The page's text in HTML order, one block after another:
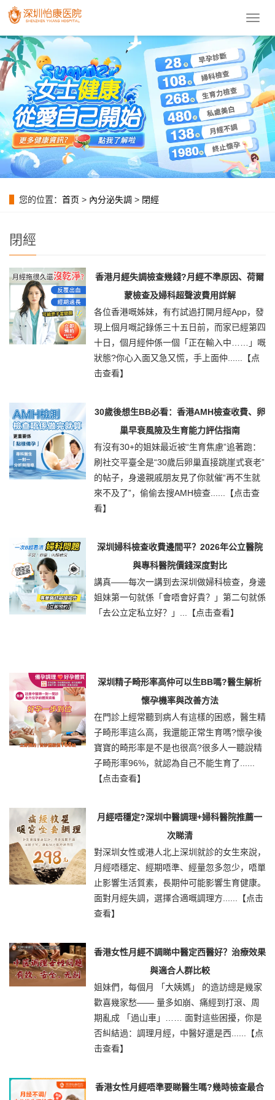
導
菜
單
您的位置： 首页 > 內分泌失調 > 閉經
閉經
香港月經失調檢查幾錢?月經不準原因、荷爾
蒙檢查及婦科超聲波費用詳解
各位香港嘅姊妹，有冇試過打開月經App，發
現上個月嘅記錄係三十五日前，而家已經第四
十日，個月經仲係一個「正在輸入中……」嘅
狀態?你心入面又急又慌，手上面仲......
【点
击查看】
30歲後想生BB必看：香港AMH檢查收費、卵
巢早衰風險及生育能力評估指南
有沒有30+的姐妹最近被“生育焦慮”追著跑：
刷社交平臺全是“30歲后卵巢直接跳崖式衰老”
的帖子，身邊親戚朋友見了你就催“再不生就
來不及了”，偷偷去搜AMH檢查......
【点击查
看】
深圳婦科檢查收費邊間平？2026年公立醫院
與專科醫院價錢深度對比
講真——每次一講到去深圳做婦科檢查，身邊
姐妹第一句就係「會唔會好貴？」第二句就係
「去公立定私立好？」...
【点击查看】
深圳精子畸形率高仲可以生BB嗎?醫生解析
懷孕機率與改善方法
在門診上經常聽到病人有這樣的困惑，醫生精
子畸形率這么高，我還能正常生育嗎?懷孕後
寶寶的畸形率是不是也很高?很多人一聽說精
子畸形率96%，就認為自己不能生育了......
【点击查看】
月經唔穩定?深圳中醫調理+婦科醫院推薦一
次睇清
對深圳女性或港人北上深圳就診的女生來說，
月經唔穩定、經期唔準、經量忽多忽少，唔單
止影響生活質素，長期仲可能影響生育健康。
面對月經失調，選擇合適嘅調理方......
【点击
查看】
香港女性月經不調睇中醫定西醫好？治療效果
與適合人群比較
姐妹們，每個月 「大姨媽」 的造訪總是幾家
歡喜幾家愁—— 量多如崩、痛經到打滾、周
期亂成 「過山車」…… 面對這些困擾，你是
否糾結過：調理月經，中醫好還是西......
【点
击查看】
香港女性月經唔準要睇醫生嗎?幾時檢查最合